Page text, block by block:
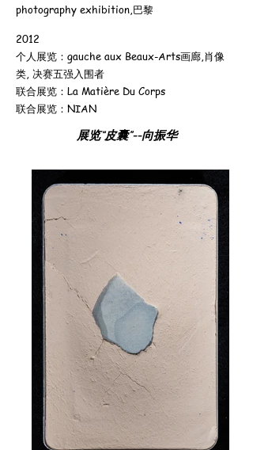
photography exhibition,巴黎
2012
个人展览：gauche aux Beaux-Arts画廊,肖像
类, 决赛五强入围者
联合展览：La Matière Du Corps
联合展览：NIAN
展览“皮囊”--向振华